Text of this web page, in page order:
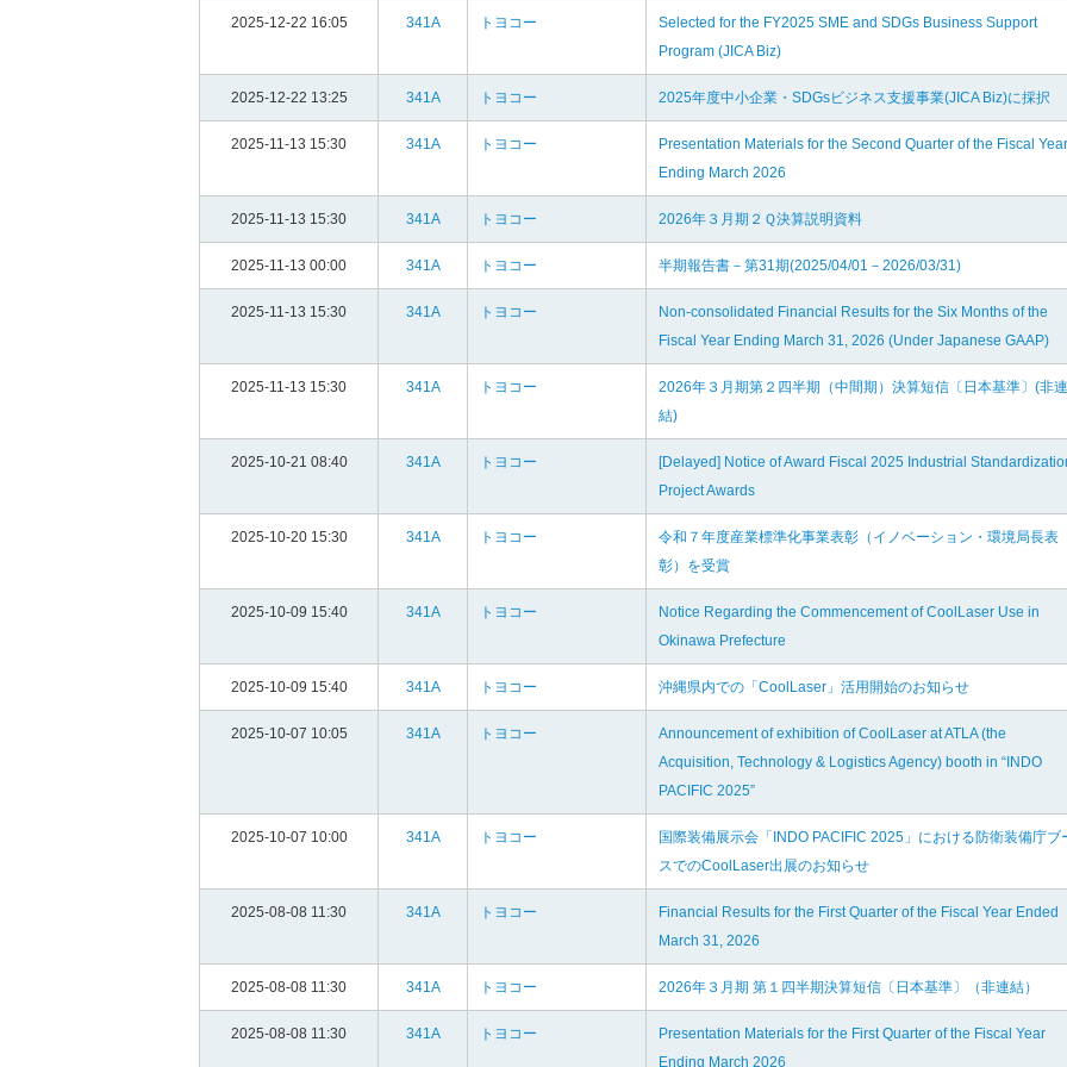
2025-12-22 16:05 341A トヨコー
Selected for the FY2025 SME and SDGs Business Support
Program (JICA Biz)
2025-12-22 13:25 341A トヨコー 2025年度中小企業・SDGsビジネス支援事業(JICA Biz)に採択
2025-11-13 15:30 341A トヨコー
Presentation Materials for the Second Quarter of the Fiscal Year
Ending March 2026
2025-11-13 15:30 341A トヨコー 2026年３月期２Ｑ決算説明資料
2025-11-13 00:00 341A トヨコー 半期報告書－第31期(2025/04/01－2026/03/31)
2025-11-13 15:30 341A トヨコー
Non-consolidated Financial Results for the Six Months of the
Fiscal Year Ending March 31, 2026 (Under Japanese GAAP)
2025-11-13 15:30 341A トヨコー
2026年３月期第２四半期（中間期）決算短信〔日本基準〕(非連
結)
2025-10-21 08:40 341A トヨコー
[Delayed] Notice of Award Fiscal 2025 Industrial
Project Awards
2025-10-20 15:30 341A トヨコー
令和７年度産業標準化事業表彰（イノベーション・環境局長表
彰）を受賞
2025-10-09 15:40 341A トヨコー
Notice Regarding the Commencement of CoolLaser Use in
Okinawa Prefecture
2025-10-09 15:40 341A トヨコー 沖縄県内での「CoolLaser」活用開始のお知らせ
2025-10-07 10:05 341A トヨコー
Announcement of exhibition of CoolLaser at ATLA (the
Acquisition, Technology & Logistics Agency) booth in “INDO
PACIFIC 2025”
2025-10-07 10:00 341A トヨコー
国際装備展示会「INDO PACIFIC 2025」における防衛装備庁ブ
スでのCoolLaser出展のお知らせ
2025-08-08 11:30 341A トヨコー
Financial Results for the First Quarter of the Fiscal Year Ended
March 31, 2026
2025-08-08 11:30 341A トヨコー 2026年３月期 第１四半期決算短信〔日本基準〕（非連結）
2025-08-08 11:30 341A トヨコー
Presentation Materials for the First Quarter of the Fiscal Year
Ending March 2026